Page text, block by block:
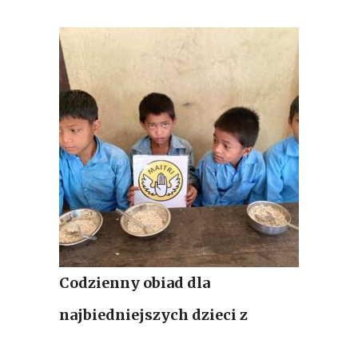
Codzienny obiad dla
najbiedniejszych dzieci z